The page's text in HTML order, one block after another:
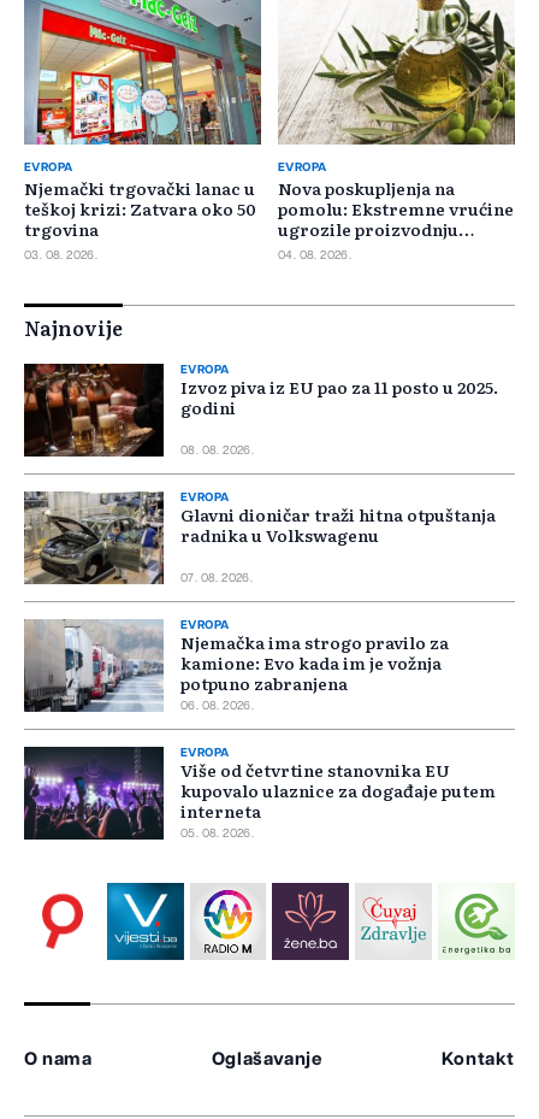
EVROPA
Njemački trgovački lanac u
teškoj krizi: Zatvara oko 50
trgovina
03. 08. 2026.
EVROPA
Nova poskupljenja na
pomolu: Ekstremne vrućine
ugrozile proizvodnju
maslinovog ulja
04. 08. 2026.
Najnovije
EVROPA
Izvoz piva iz EU pao za 11 posto u 2025.
godini
08. 08. 2026.
EVROPA
Glavni dioničar traži hitna otpuštanja
radnika u Volkswagenu
07. 08. 2026.
EVROPA
Njemačka ima strogo pravilo za
kamione: Evo kada im je vožnja
potpuno zabranjena
06. 08. 2026.
EVROPA
Više od četvrtine stanovnika EU
kupovalo ulaznice za događaje putem
interneta
05. 08. 2026.
O nama Oglašavanje Kontakt